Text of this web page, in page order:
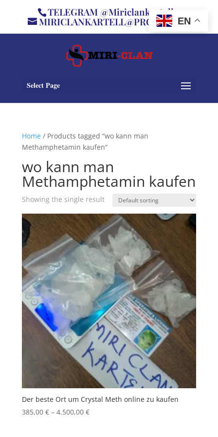
TELEGRAM @Miriclankartell
MIRICLANKARTELL@PROTON.ME
Select Page
Home/ Products tagged “wo kann man
Methamphetamin kaufen”
wo kann man
Methamphetamin kaufen
Showing the single result
Der beste Ort um Crystal Meth online zu kaufen
385,00 € – 4.500,00 €Price
EN